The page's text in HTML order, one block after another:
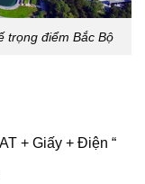
trọng điểm Bắc Bộ
+ Giấy + Điện “